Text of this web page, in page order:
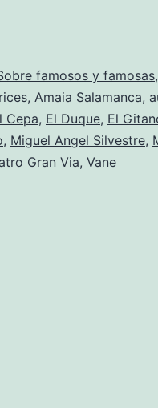
famosos y famosas,
, Amaia Salamanca,
Cepa, El Duque, El
, Miguel Angel Silvestre,
Gran Via, Vane